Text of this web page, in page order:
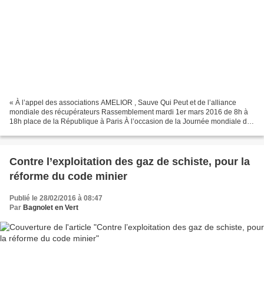
« À l’appel des associations AMELIOR , Sauve Qui Peut et de l’alliance
mondiale des récupérateurs Rassemblement mardi 1er mars 2016 de 8h à
18h place de la République à Paris À l’occasion de la Journée mondiale des
Contre l’exploitation des gaz de schiste, pour la
réforme du code minier
Publié le 28/02/2016 à 08:47
Par Bagnolet en Vert